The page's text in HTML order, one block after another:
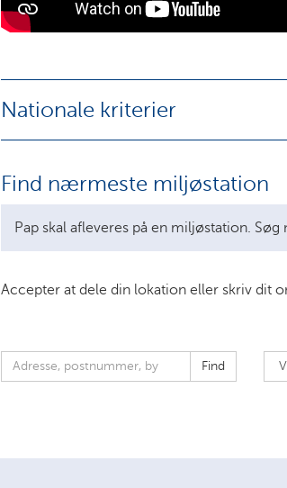
Nationale kriterier
Find nærmeste miljøstation
Pap skal afleveres på en miljøstation.
Accepter at dele din lokation eller skriv dit
Find